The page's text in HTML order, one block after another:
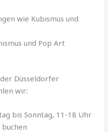
wie Kubismus und
und Pop Art
Düsseldorfer
wir:
bis Sonntag, 11-18 Uhr